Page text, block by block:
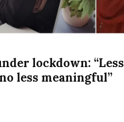
lockdown: “Less
less meaningful”